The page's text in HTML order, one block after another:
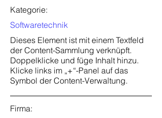
Kategorie:
Softwaretechnik
Dieses Element ist mit einem Textfeld
der Content-Sammlung verknüpft.
Doppelklicke und füge Inhalt hinzu.
Klicke links im „+“-Panel auf das
Symbol der Content-Verwaltung.
Firma: